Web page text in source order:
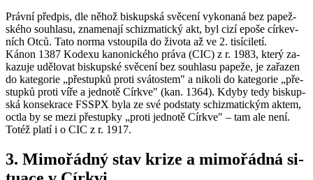
Práv­ní před­pis, dle něhož bis­kup­ská svě­ce­ní vy­ko­na­ná bez pa­pež­
ské­ho sou­hla­su, zna­me­na­jí schi­zma­tic­ký akt, byl cizí epoše cír­kev­
ních Otců. Tato norma vstou­pi­la do ži­vo­ta až ve 2. ti­sí­ci­le­tí.
Kánon 1387 Ko­de­xu ka­no­nic­ké­ho práva (CIC) z r. 1983, který za­
ka­zu­je udě­lo­vat bis­kup­ské svě­ce­ní bez sou­hla­su pa­pe­že, je za­řa­zen
do ka­te­go­rie „pře­stup­ků proti svá­tos­tem" a ni­ko­li do ka­te­go­rie „pře­
stup­ků proti víře a jed­no­tě Církve" (kan. 1364). Kdyby tedy bis­kup­
ská kon­se­kra­ce FSSPX byla ze své pod­sta­ty schi­zma­tic­kým aktem,
octla by se mezi pře­stup­ky „proti jed­no­tě Církve" – tam ale není.
Totéž platí i o CIC z r. 1917.
3. Mi­mo­řád­ný stav krize a mi­mo­řád­ná si­